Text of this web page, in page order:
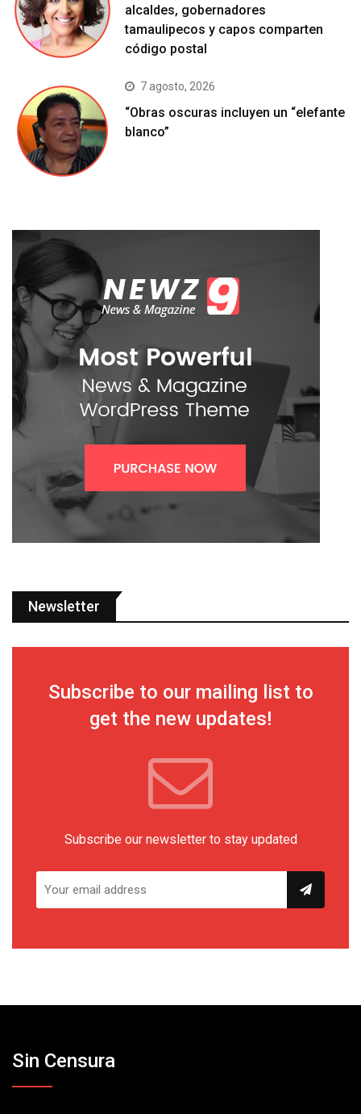
alcaldes, gobernadores
tamaulipecos y capos comparten
código postal
7 agosto, 2026
“Obras oscuras incluyen un “elefante
blanco”
Newsletter
Subscribe to our mailing list to
get the new updates!
Subscribe our newsletter to stay updated
Sin Censura